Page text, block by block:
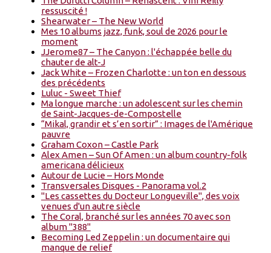
ressuscité !
Shearwater – The New World
Mes 10 albums jazz, funk, soul de 2026 pour le
moment
JJerome87 – The Canyon : l'échappée belle du
chauter de alt-J
Jack White – Frozen Charlotte : un ton en dessous
des précédents
Luluc - Sweet Thief
Ma longue marche : un adolescent sur les chemin
de Saint-Jacques-de-Compostelle
“Mikal, grandir et s’en sortir” : Images de l'Amérique
pauvre
Graham Coxon – Castle Park
Alex Amen – Sun Of Amen : un album country-folk
americana délicieux
Autour de Lucie – Hors Monde
Transversales Disques - Panorama vol.2
"Les cassettes du Docteur Longueville", des voix
venues d'un autre siècle
The Coral, branché sur les années 70 avec son
album "388"
Becoming Led Zeppelin : un documentaire qui
manque de relief